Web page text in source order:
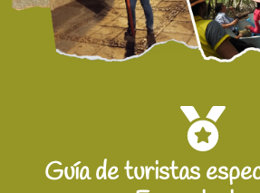
Guía de turistas